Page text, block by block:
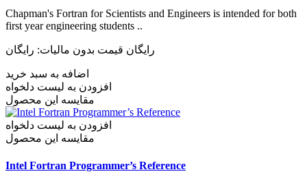
Chapman's Fortran for Scientists and Engineers is intended for both
first year engineering students ..
رایگان قیمت بدون مالیات: رایگان
اضافه به سبد خرید
افزودن به لیست دلخواه
مقایسه این محصول
افزودن به لیست دلخواه
مقایسه این محصول
Intel Fortran Programmer’s Reference